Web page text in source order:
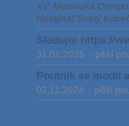
XV. Moravská
Hostýna) Svatý
Sledujte https://
31.01.2025 - pěší
Poutník se modlí
02.11.2024 - pěší